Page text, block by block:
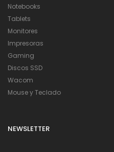
Notebooks
Tablets
Monitores
Impresoras
Gaming
Discos SSD
Wacom
Mouse y Teclado
NEWSLETTER